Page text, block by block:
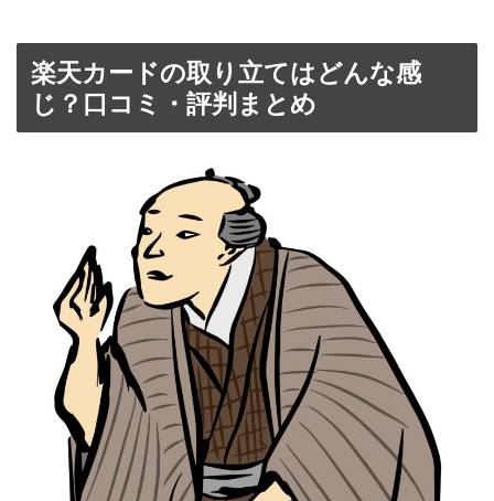
楽天カードの取り立てはどんな感
じ？口コミ・評判まとめ